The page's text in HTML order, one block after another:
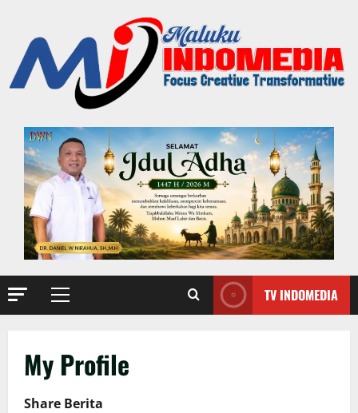
TV INDOMEDIA
My Profile
Share Berita